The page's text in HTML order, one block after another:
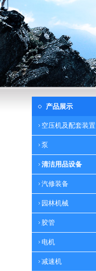
产品展示
空压机及配套装置
泵
清洁用品设备
汽修装备
园林机械
胶管
电机
减速机